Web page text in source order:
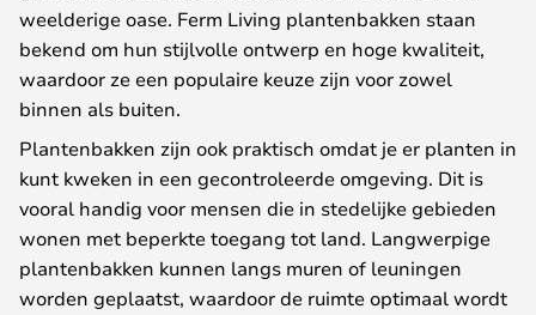
weelderige oase. Ferm Living plantenbakken staan
bekend om hun stijlvolle ontwerp en hoge kwaliteit,
waardoor ze een populaire keuze zijn voor zowel
binnen als buiten.
Plantenbakken zijn ook praktisch omdat je er planten in
kunt kweken in een gecontroleerde omgeving. Dit is
vooral handig voor mensen die in stedelijke gebieden
wonen met beperkte toegang tot land. Langwerpige
plantenbakken kunnen langs muren of leuningen
worden geplaatst, waardoor de ruimte optimaal wordt